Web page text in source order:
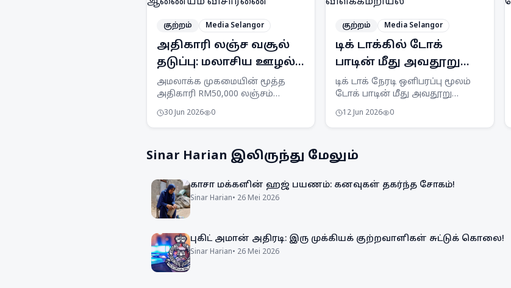
குற்றம் Media Selangor
அதிகாரி லஞ்ச வசூல்
தடுப்பு: மலாசிய ஊழல்
தடுப்பு ஆணையம்
விசாரணை
அமலாக்க முகமையின் மூத்த
அதிகாரி RM50,000 லஞ்சம்
SPRM செலங்கூர் பிரிவினரால்
கைது செய்யப்பட்டார்.
30 Jun 2026 0
குற்றம் Media Selangor
டிக் டாக்கில் டோக்
பாடின் மீது அவதூறு
பரப்பியவர் 4 நாட்கள்
விளக்கமறியல்
டிக் டாக் நேரடி ஒளிபரப்பு மூலம்
டோக் பாடின் மீது அவதூறு
4 நாட்கள் விளக்கமறியலில்
வைக்கப்பட்டுள்ளார்.
12 Jun 2026 0
Sinar Harian இலிருந்து மேலும்
காசா மக்களின் ஹஜ் பயணம்: கனவுகள் தகர்ந்த சோகம்!
Sinar Harian• 26 Mei 2026
புகிட் அமான் அதிரடி: இரு முக்கியக் குற்றவாளிகள் சுட்டுக் கொலை!
Sinar Harian• 26 Mei 2026